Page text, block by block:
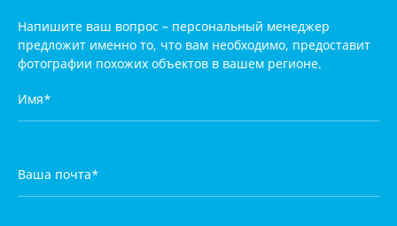
Напишите ваш вопрос – персональный менеджер
предложит именно то, что вам необходимо, предоставит
фотографии похожих объектов в вашем регионе.